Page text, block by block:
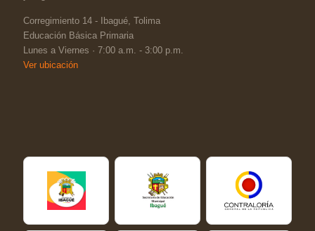
Corregimiento 14 - Ibagué, Tolima
Educación Básica Primaria
Lunes a Viernes · 7:00 a.m. - 3:00 p.m.
Ver ubicación